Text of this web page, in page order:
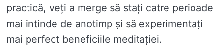
practică, veți a merge să stați catre perioade
mai intinde de anotimp și să experimentați
mai perfect beneficiile meditației.